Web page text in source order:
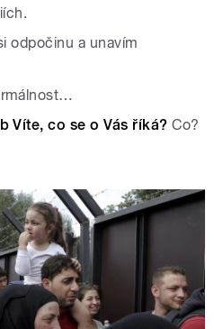
odpočinu a unavím
Víte, co se o Vás říká? Co?